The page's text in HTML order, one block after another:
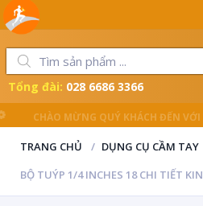
LUÔN ĐỒNG HÀNH
Tổng đài: 028 6686 3366
TRANG CHỦ
DỤNG CỤ CẦM TAY
BỘ TUÝP 1/4 INCHES 18 CHI TIẾT